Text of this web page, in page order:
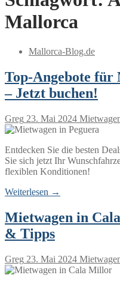
Mallorca
Mallorca-Blog.de
Top-Angebote für
– Jetzt buchen!
Greg 23. Mai 2024
Entdecken Sie die besten
Sie sich jetzt Ihr
flexiblen Konditionen!
Weiterlesen →
Mietwagen in
& Tipps
Greg 23. Mai 2024